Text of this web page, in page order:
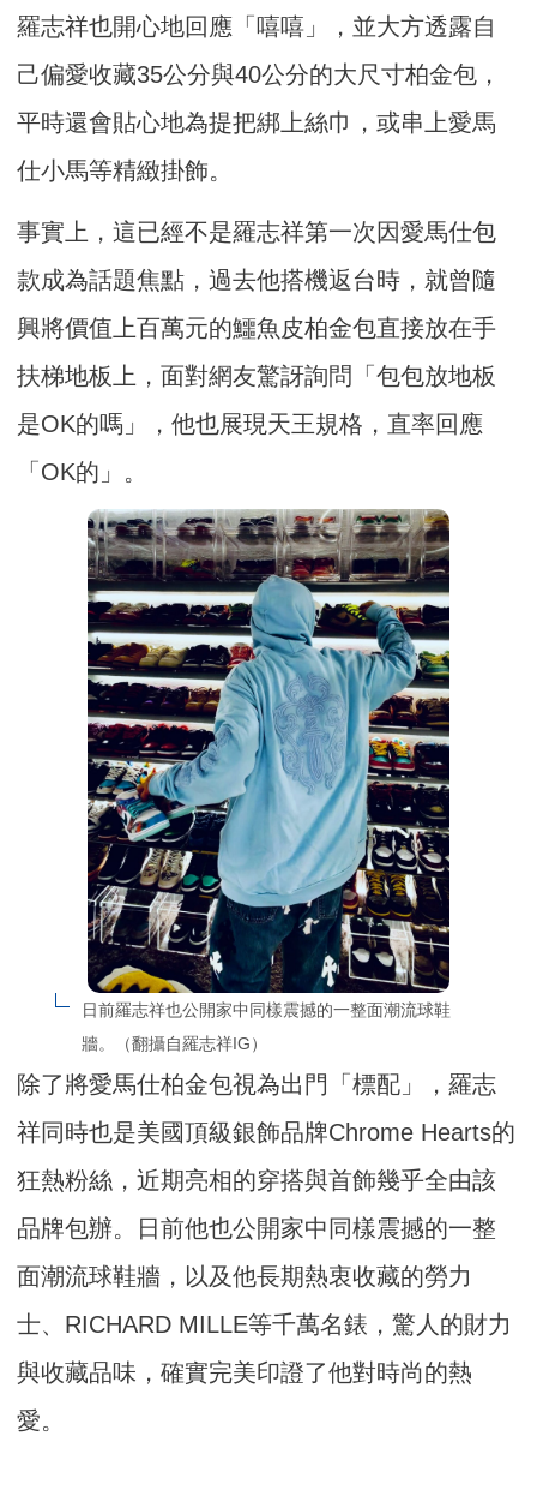
羅志祥也開心地回應「嘻嘻」，並大方透露自
己偏愛收藏35公分與40公分的大尺寸柏金包，
平時還會貼心地為提把綁上絲巾，或串上愛馬
仕小馬等精緻掛飾。
事實上，這已經不是羅志祥第一次因愛馬仕包
款成為話題焦點，過去他搭機返台時，就曾隨
興將價值上百萬元的鱷魚皮柏金包直接放在手
扶梯地板上，面對網友驚訝詢問「包包放地板
是OK的嗎」，他也展現天王規格，直率回應
「OK的」。
日前羅志祥也公開家中同樣震撼的一整面潮流球鞋
牆。（翻攝自羅志祥IG）
除了將愛馬仕柏金包視為出門「標配」，羅志
祥同時也是美國頂級銀飾品牌Chrome Hearts的
狂熱粉絲，近期亮相的穿搭與首飾幾乎全由該
品牌包辦。日前他也公開家中同樣震撼的一整
面潮流球鞋牆，以及他長期熱衷收藏的勞力
士、RICHARD MILLE等千萬名錶，驚人的財力
與收藏品味，確實完美印證了他對時尚的熱
愛。